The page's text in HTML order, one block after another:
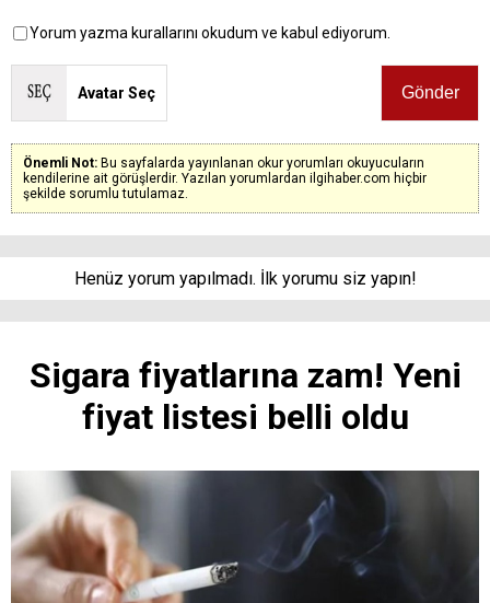
Yorum yazma kurallarını okudum ve kabul ediyorum.
Avatar Seç
Önemli Not: Bu sayfalarda yayınlanan okur yorumları okuyucuların
kendilerine ait görüşlerdir. Yazılan yorumlardan ilgihaber.com hiçbir
şekilde sorumlu tutulamaz.
Henüz yorum yapılmadı. İlk yorumu siz yapın!
Sigara fiyatlarına zam! Yeni
fiyat listesi belli oldu